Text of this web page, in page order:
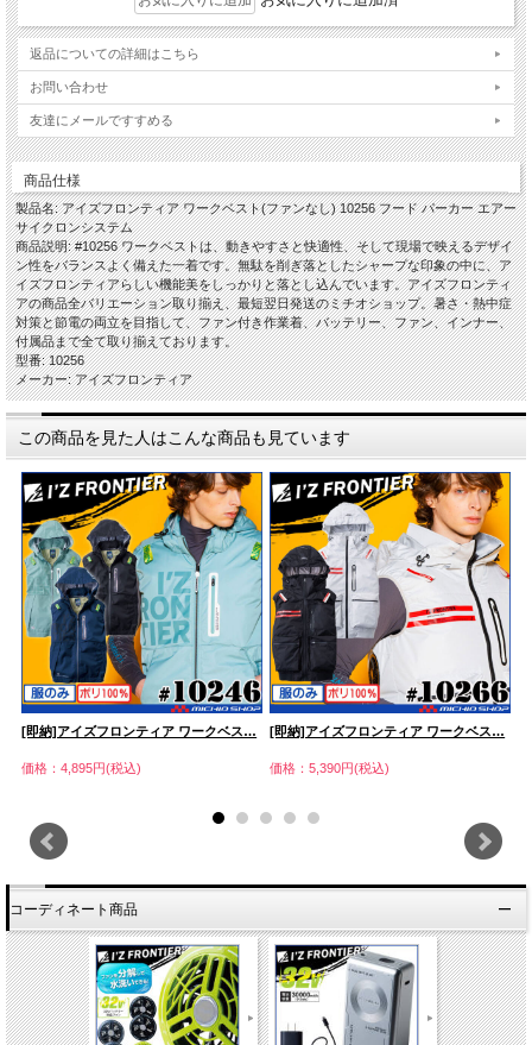
返品についての詳細はこちら
お問い合わせ
友達にメールですすめる
商品仕様
製品名: アイズフロンティア ワークベスト(ファンなし) 10256 フード パーカー エアー
サイクロンシステム
商品説明: #10256 ワークベストは、動きやすさと快適性、そして現場で映えるデザイ
ン性をバランスよく備えた一着です。無駄を削ぎ落としたシャープな印象の中に、ア
イズフロンティアらしい機能美をしっかりと落とし込んでいます。アイズフロンティ
アの商品全バリエーション取り揃え、最短翌日発送のミチオショップ。暑さ・熱中症
対策と節電の両立を目指して、ファン付き作業着、バッテリー、ファン、インナー、
付属品まで全て取り揃えております。
型番: 10256
メーカー: アイズフロンティア
この商品を見た人はこんな商品も見ています
[即納]アイズフロンティア ワークベス…
価格：4,895円(税込)
[即納]アイズフロンティア ワークベス…
価格：5,390円(税込)
コーディネート商品